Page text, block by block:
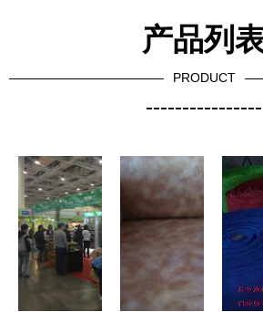
产品列
PRODUCT
----------------